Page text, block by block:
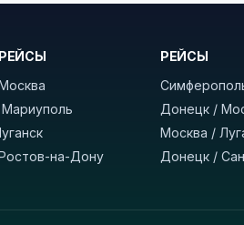
на-Дону
РЕЙСЫ
Донецк /
Москва /
Донецк /